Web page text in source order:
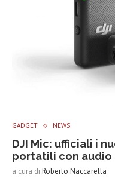
GADGET NEWS
DJI Mic: ufficiali i
portatili con audio
a cura di Roberto Naccarella